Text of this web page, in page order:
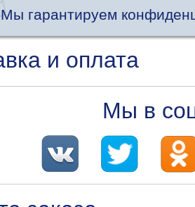
гарантируем
и оплата
Мы в